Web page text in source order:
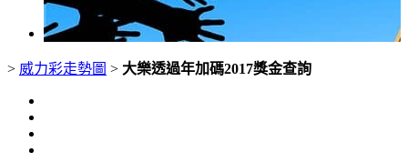
> 威力彩走勢圖 > 大樂透過年加碼2017獎金查詢